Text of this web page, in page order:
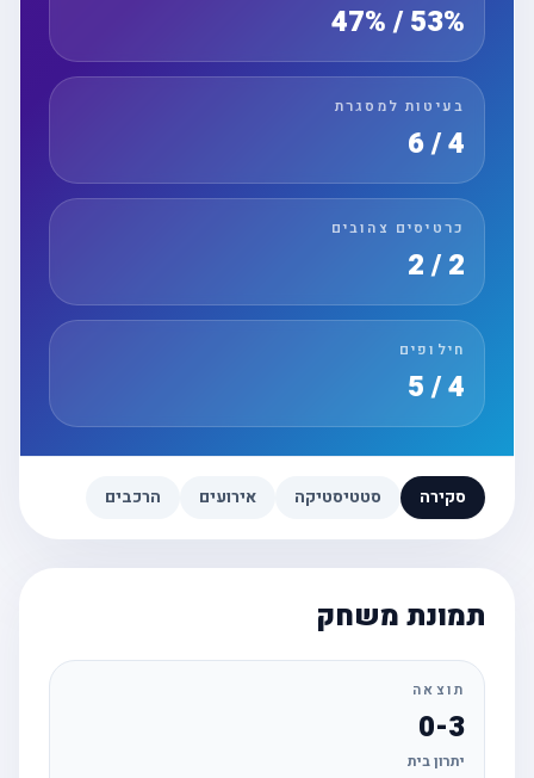
53% / 47%
בעיטות למסגרת
כרטיסים צהובים
חילופים
סקירה סטטיסטיקה אירועים הרכבים
תמונת משחק
תוצאה
0-3
יתרון בית